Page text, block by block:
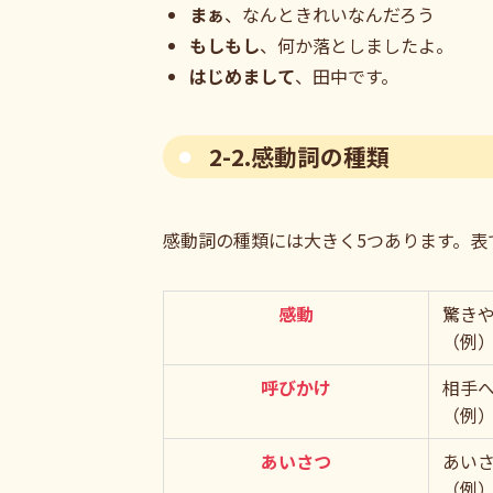
まぁ、なんときれいなんだろう
もしもし、何か落としましたよ。
はじめまして、田中です。
2-2.感動詞の種類
感動詞の種類には大きく5つあります。
感動
驚き
（例
呼びかけ
相手
（例
あいさつ
あい